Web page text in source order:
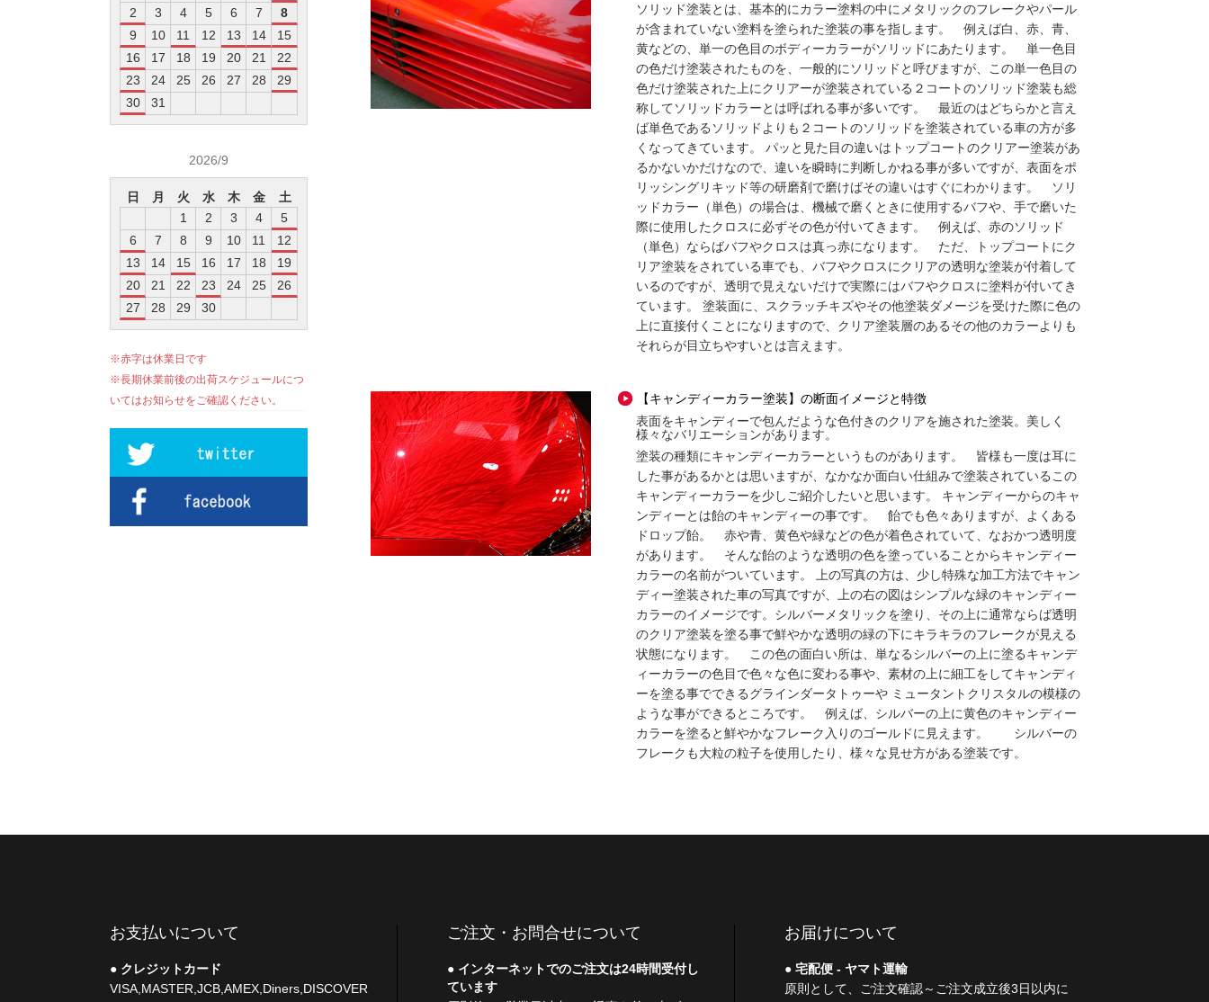
ソリッド塗装とは、基本的にカラー塗料の中にメタリックのフレークやパール
が含まれていない塗料を塗られた塗装の事を指します。 例えば白、赤、青、
黄などの、単一の色目のボディーカラーがソリッドにあたります。 単一色目
の色だけ塗装されたものを、一般的にソリッドと呼びますが、この単一色目の
色だけ塗装された上にクリアーが塗装されている２コートのソリッド塗装も総
称してソリッドカラーとは呼ばれる事が多いです。 最近のはどちらかと言え
ば単色であるソリッドよりも２コートのソリッドを塗装されている車の方が多
くなってきています。 パッと見た目の違いはトップコートのクリアー塗装があ
るかないかだけなので、違いを瞬時に判断しかねる事が多いですが、表面をポ
リッシングリキッド等の研磨剤で磨けばその違いはすぐにわかります。 ソリ
ッドカラー（単色）の場合は、機械で磨くときに使用するバフや、手で磨いた
際に使用したクロスに必ずその色が付いてきます。 例えば、赤のソリッド
（単色）ならばバフやクロスは真っ赤になります。 ただ、トップコートにク
リア塗装をされている車でも、バフやクロスにクリアの透明な塗装が付着して
いるのですが、透明で見えないだけで実際にはバフやクロスに塗料が付いてき
ています。 塗装面に、スクラッチキズやその他塗装ダメージを受けた際に色の
上に直接付くことになりますので、クリア塗装層のあるその他のカラーよりも
それらが目立ちやすいとは言えます。
【キャンディーカラー塗装】の断面イメージと特徴
表面をキャンディーで包んだような色付きのクリアを施された塗装。美しく
様々なバリエーションがあります。
塗装の種類にキャンディーカラーというものがあります。 皆様も一度は耳に
した事があるかとは思いますが、なかなか面白い仕組みで塗装されているこの
キャンディーカラーを少しご紹介したいと思います。 キャンディーからのキャ
ンディーとは飴のキャンディーの事です。 飴でも色々ありますが、よくある
ドロップ飴。 赤や青、黄色や緑などの色が着色されていて、なおかつ透明度
があります。 そんな飴のような透明の色を塗っていることからキャンディー
カラーの名前がついています。 上の写真の方は、少し特殊な加工方法でキャン
ディー塗装された車の写真ですが、上の右の図はシンプルな緑のキャンディー
カラーのイメージです。シルバーメタリックを塗り、その上に通常ならば透明
のクリア塗装を塗る事で鮮やかな透明の緑の下にキラキラのフレークが見える
状態になります。 この色の面白い所は、単なるシルバーの上に塗るキャンデ
ィーカラーの色目で色々な色に変わる事や、素材の上に細工をしてキャンディ
ーを塗る事でできるグラインダータトゥーや ミュータントクリスタルの模様の
ような事ができるところです。 例えば、シルバーの上に黄色のキャンディー
カラーを塗ると鮮やかなフレーク入りのゴールドに見えます。 シルバーの
フレークも大粒の粒子を使用したり、様々な見せ方がある塗装です。
2
3 4 5 6 7
8
9
10 11 12 13 14
15
16
17 18 19 20 21
22
23
24 25 26 27 28
29
30
31
2026/9
日 月 火 水 木 金
土
1
2 3 4
5
6
7 8 9 10 11
12
13
14 15 16 17 18
19
20
21 22 23 24 25
26
27
28 29 30
※赤字は休業日です
※長期休業前後の出荷スケジュールにつ
いてはお知らせをご確認ください。
お支払いについて
クレジットカード
VISA,MASTER,JCB,AMEX,Diners,DISCOVER
ご注文・お問合せについて
インターネットでのご注文は24時間受付し
ています
お届けについて
宅配便 - ヤマト運輸
原則として、ご注文確認～ご注文成立後3日以内に